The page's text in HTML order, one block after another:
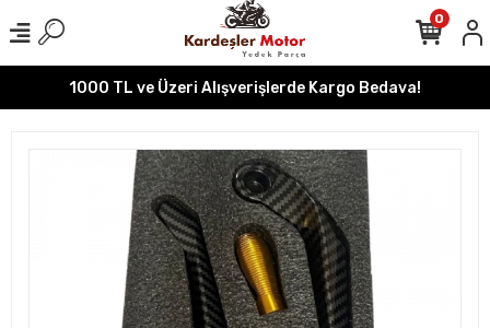
1000 TL ve Üzeri Alışverişlerde Kargo Bedava!
0